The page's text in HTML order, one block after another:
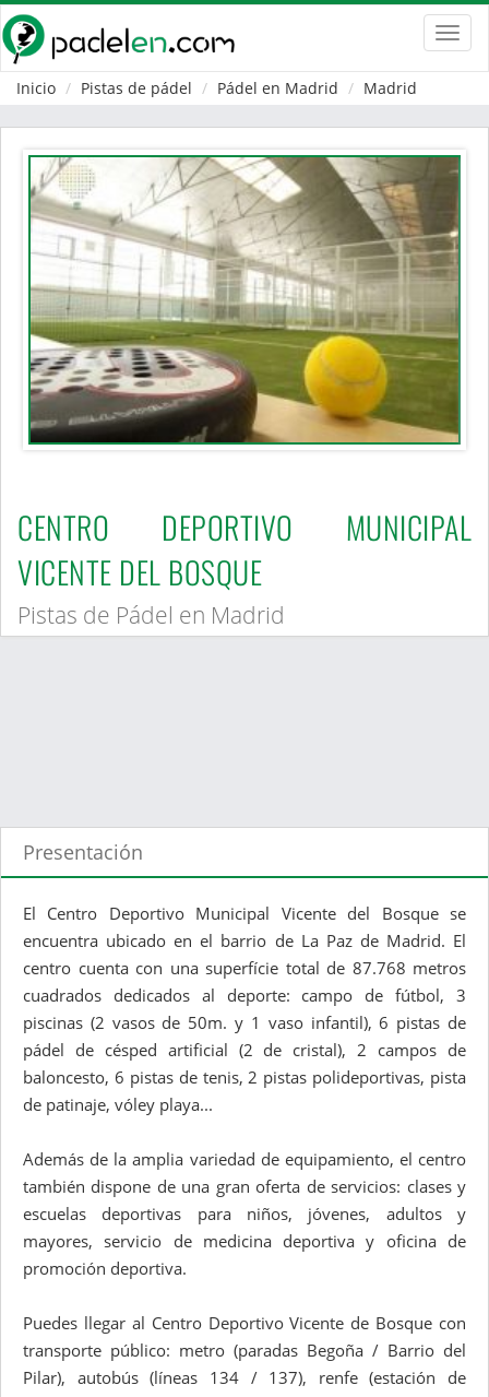
Inicio
Pistas de pádel Pádel en Madrid Madrid
CENTRO DEPORTIVO MUNICIPAL
VICENTE DEL BOSQUE
Pistas de Pádel en Madrid
Presentación
El Centro Deportivo Municipal Vicente del Bosque se
encuentra ubicado en el barrio de La Paz de Madrid. El
centro cuenta con una superfície total de 87.768 metros
cuadrados dedicados al deporte: campo de fútbol, 3
piscinas (2 vasos de 50m. y 1 vaso infantil), 6 pistas de
pádel de césped artificial (2 de cristal), 2 campos de
baloncesto, 6 pistas de tenis, 2 pistas polideportivas, pista
de patinaje, vóley playa...
Además de la amplia variedad de equipamiento, el centro
también dispone de una gran oferta de servicios: clases y
escuelas deportivas para niños, jóvenes, adultos y
mayores, servicio de medicina deportiva y oficina de
promoción deportiva.
Puedes llegar al Centro Deportivo Vicente de Bosque con
transporte público: metro (paradas Begoña / Barrio del
Pilar), autobús (líneas 134 / 137), renfe (estación de